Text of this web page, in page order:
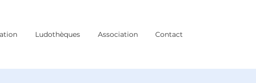
Ludothèques Association Contact